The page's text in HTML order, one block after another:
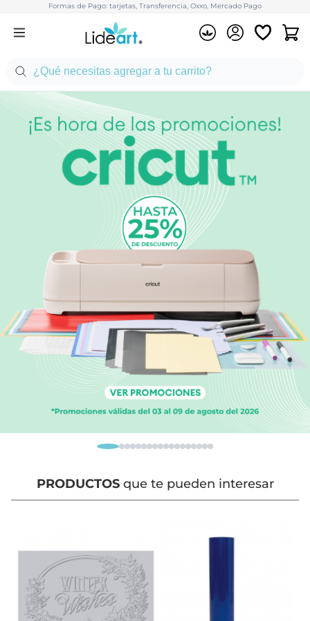
Formas de Pago: tarjetas, Transferencia, Oxxo, Mercado Pago
PRODUCTOSque te pueden interesar